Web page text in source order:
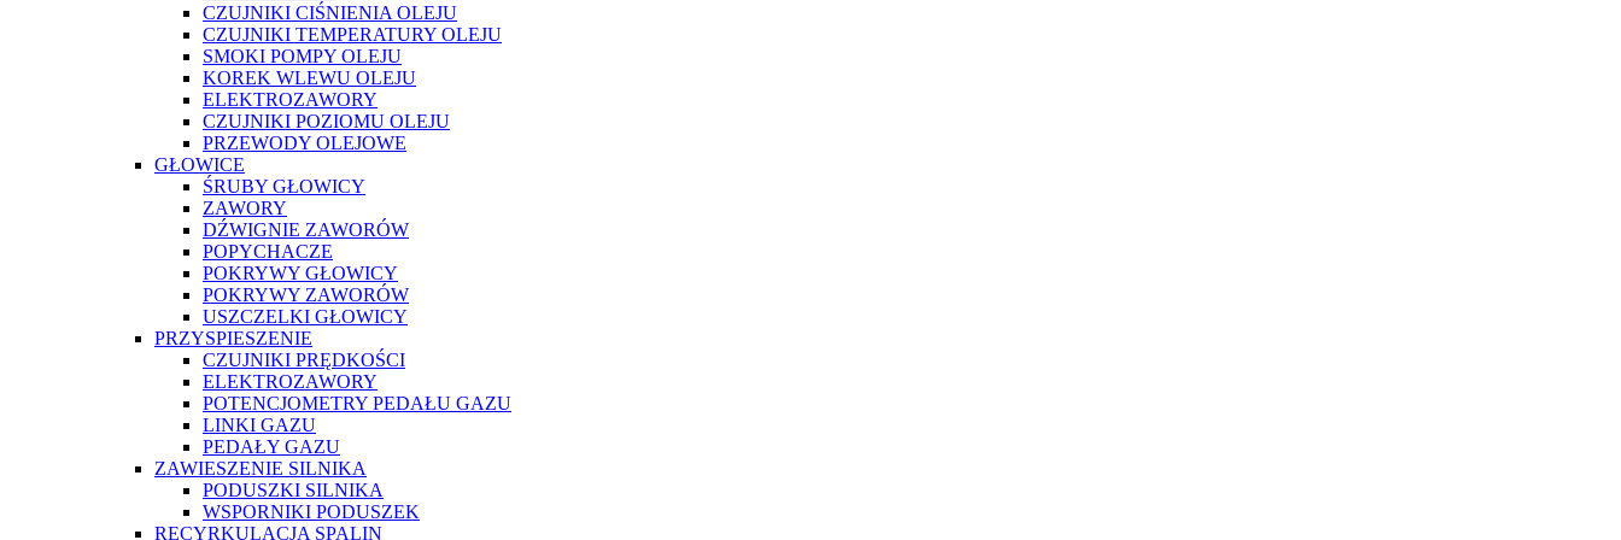
CZUJNIKI CIŚNIENIA OLEJU
CZUJNIKI TEMPERATURY OLEJU
SMOKI POMPY OLEJU
KOREK WLEWU OLEJU
ELEKTROZAWORY
CZUJNIKI POZIOMU OLEJU
PRZEWODY OLEJOWE
GŁOWICE
ŚRUBY GŁOWICY
ZAWORY
DŹWIGNIE ZAWORÓW
POPYCHACZE
POKRYWY GŁOWICY
POKRYWY ZAWORÓW
USZCZELKI GŁOWICY
PRZYSPIESZENIE
CZUJNIKI PRĘDKOŚCI
ELEKTROZAWORY
POTENCJOMETRY PEDAŁU GAZU
LINKI GAZU
PEDAŁY GAZU
ZAWIESZENIE SILNIKA
PODUSZKI SILNIKA
WSPORNIKI PODUSZEK
RECYRKULACJA SPALIN